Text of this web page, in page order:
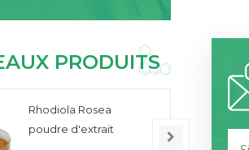
PRODUITS
Rhodiola Rosea
poudre d'extrait